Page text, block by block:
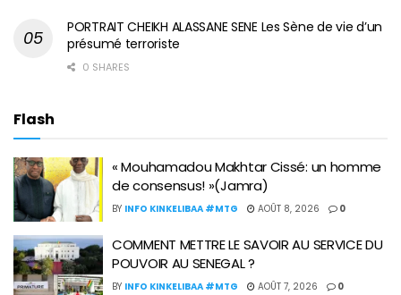
PORTRAIT CHEIKH ALASSANE SENE Les Sène de vie d’un
présumé terroriste
0 SHARES
Flash
« Mouhamadou Makhtar Cissé: un homme
de consensus! »(Jamra)
BY INFO KINKELIBAA #MTG AOÛT 8, 2026 0
COMMENT METTRE LE SAVOIR AU SERVICE DU
POUVOIR AU SENEGAL ?
BY INFO KINKELIBAA #MTG AOÛT 7, 2026 0